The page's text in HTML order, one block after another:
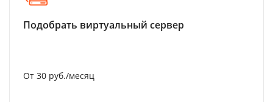
Подобрать виртуальный сервер
От 30 руб./месяц